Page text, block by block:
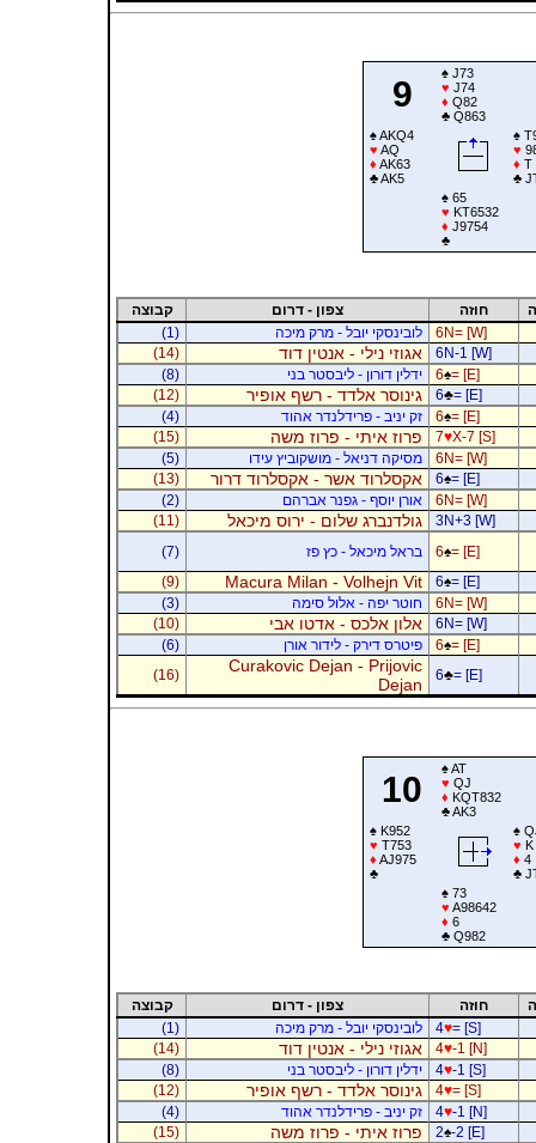
9
♠J73
♥ J74
♦ Q82
♣Q863
♠AKQ4
♥ AQ
♦ AK63
♣AK5
♠
♥
♦ T
♣
♠65
♥ KT6532
♦ J9754
♣
חוזה צפון - דרום
קבוצה
6N= [W]
לובינסקי יובל - מרק מיכה
(1)
6N-1 [W]
אגוזי נילי - אנטין דוד
(14)
6♠= [E] ידלין דורון - ליבסטר בני
(8)
6♣= [E] גינוסר אלדד - רשף אופיר
(12)
6♠= [E] זק יניב - פרידלנדר אהוד
(4)
7♥X-7 [S] פרוז איתי - פרוז משה
(15)
6N= [W]
מסיקה דניאל - מושקוביץ עידו
(5)
6♠= [E] אקסלרוד אשר - אקסלרוד דרור
(13)
6N= [W]
אורן יוסף - גפנר אברהם
(2)
3N+3 [W]
גולדנברג שלום - ירוס מיכאל
(11)
6♠= [E] בראל מיכאל - כץ פז
(7)
6♠= [E]
Macura Milan - Volhejn Vit
(9)
6N= [W]
חוטר יפה - אלול סימה
(3)
6N= [W]
אלון אלכס - אדטו אבי
(10)
6♠= [E] פיטרס דירק - לידור אורן
(6)
6♣= [E]
Curakovic Dejan - Prijovic
Dejan
(16)
10
♠AT
♥ QJ
♦ KQT832
♣AK3
♠K952
♥ T753
♦ AJ975
♣
♠
♥ K
♦ 4
♣
♠73
♥ A98642
♦ 6
♣Q982
חוזה צפון - דרום
קבוצה
4♥= [S] לובינסקי יובל - מרק מיכה
(1)
4♥-1 [N] אגוזי נילי - אנטין דוד
(14)
4♥-1 [S] ידלין דורון - ליבסטר בני
(8)
4♥= [S] גינוסר אלדד - רשף אופיר
(12)
4♥-1 [N] זק יניב - פרידלנדר אהוד
(4)
2♠-2 [E] פרוז איתי - פרוז משה
(15)